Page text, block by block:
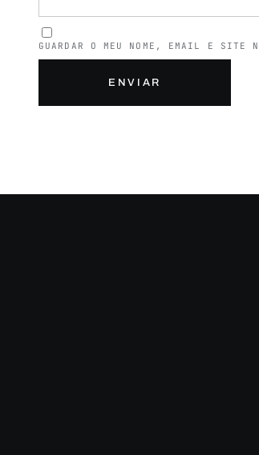
GUARDAR O MEU NOME, EMAIL E SITE